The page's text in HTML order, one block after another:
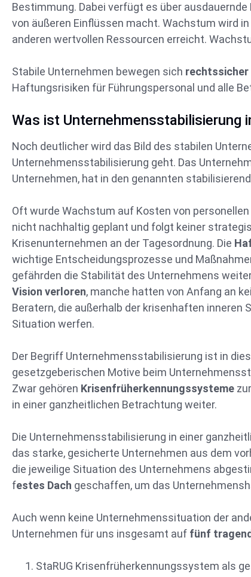
Bestimmung. Dabei verfügt es über
von äußeren Einflüssen macht. Wachstum wird
anderen wertvollen Ressourcen erreicht.
Stabile Unternehmen bewegen sich rechtssicher
Haftungsrisiken für Führungspersonal und alle
Was ist Unternehmensstabilisierung
Noch deutlicher wird das Bild des stabilen
Unternehmensstabilisierung geht. Das
Unternehmen, hat in den genannten
Oft wurde Wachstum auf Kosten von
nicht nachhaltig geplant und folgt keiner
Krisenunternehmen an der Tagesordnung. Die
wichtige Entscheidungsprozesse und
gefährden die Stabilität des Unternehmens
Vision verloren, manche hatten von Anfang an
Beratern, die außerhalb der krisenhaften inneren
Situation werfen.
Der Begriff Unternehmensstabilisierung ist in
gesetzgeberischen Motive beim
Zwar gehören Krisenfrüherkennungssysteme
in einer ganzheitlichen Betrachtung weiter.
Die Unternehmensstabilisierung in einer
das starke, gesicherte Unternehmen aus dem
die jeweilige Situation des Unternehmens
festes Dach geschaffen, um das
Auch wenn keine Unternehmenssituation der
Unternehmen für uns insgesamt auf fünf
StaRUG Krisenfrüherkennungssystem als